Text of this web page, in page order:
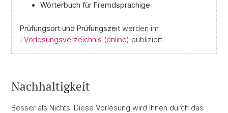
Wörterbuch für Fremdsprachige
Prüfungsort und Prüfungszeit werden im
Vorlesungsverzeichnis (online) publiziert.
Nachhaltigkeit
Besser als Nichts: Diese Vorlesung wird Ihnen durch das